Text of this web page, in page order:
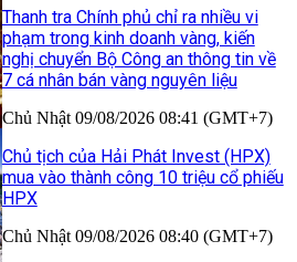
Thanh tra Chính phủ chỉ ra nhiều vi
phạm trong kinh doanh vàng, kiến
nghị chuyển Bộ Công an thông tin về
7 cá nhân bán vàng nguyên liệu
Chủ Nhật 09/08/2026 08:41 (GMT+7)
Chủ tịch của Hải Phát Invest (HPX)
mua vào thành công 10 triệu cổ phiếu
HPX
Chủ Nhật 09/08/2026 08:40 (GMT+7)